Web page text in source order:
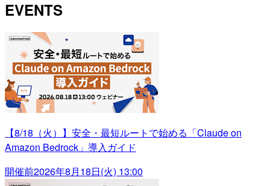
EVENTS
【8/18（火）】安全・最短ルートで始める「Claude on
Amazon Bedrock」導入ガイド
開催前2026年8月18日(火) 13:00